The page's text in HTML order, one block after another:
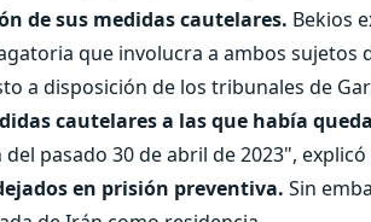
de sus medidas cautelares. Bekios
que involucra a ambos sujetos
a disposición de los tribunales de
cautelares a las que había
pasado 30 de abril de 2023",
en prisión preventiva. Sin